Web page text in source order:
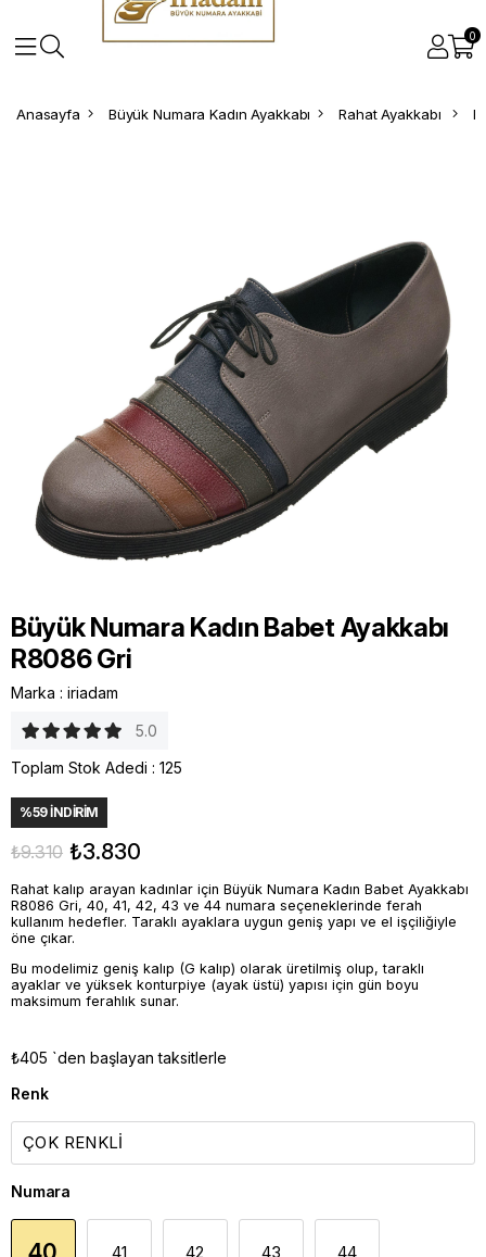
0
Anasayfa Büyük Numara Kadın Ayakkabı Rahat Ayakkabı
Büyük Numara Kadın Babet Ayakkabı
R8086 Gri
Marka : iriadam
5.0
Toplam Stok Adedi : 125
%59İNDIRIM
₺9.310 ₺3.830
Rahat kalıp arayan kadınlar için Büyük Numara Kadın Babet Ayakkabı
R8086 Gri, 40, 41, 42, 43 ve 44 numara seçeneklerinde ferah
kullanım hedefler. Taraklı ayaklara uygun geniş yapı ve el işçiliğiyle
öne çıkar.
Bu modelimiz geniş kalıp (G kalıp) olarak üretilmiş olup, taraklı
ayaklar ve yüksek konturpiye (ayak üstü) yapısı için gün boyu
maksimum ferahlık sunar.
₺405 `den başlayan taksitlerle
Renk
Numara
41 42 43 44